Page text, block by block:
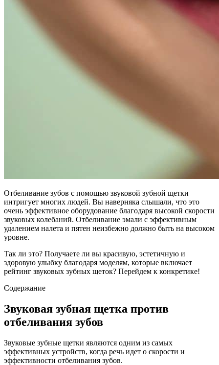
Отбеливание зубов с помощью звуковой зубной щетки
интригует многих людей. Вы наверняка слышали, что это
очень эффективное оборудование благодаря высокой скорости
звуковых колебаний. Отбеливание эмали с эффективным
удалением налета и пятен неизбежно должно быть на высоком
уровне.
Так ли это? Получаете ли вы красивую, эстетичную и
здоровую улыбку благодаря моделям, которые включает
рейтинг звуковых зубных щеток? Перейдем к конкретике!
Содержание
Звуковая зубная щетка против
отбеливания зубов
Звуковые зубные щетки являются одним из самых
эффективных устройств, когда речь идет о скорости и
эффективности отбеливания зубов.